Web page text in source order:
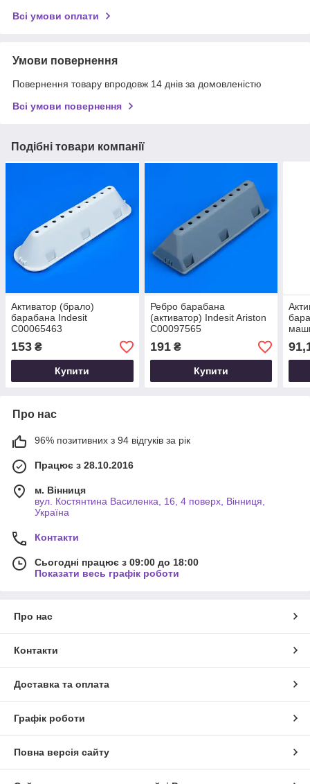
Всі умови оплати
Умови повернення
Повернення товару впродовж 14 днів за домовленістю
Всі умови повернення
Подібні товари компанії
Активатор (брало)
барабана Indesit
C00065463
153 ₴
Купити
Ребро барабана
(активатор) Indesit Ariston
C00097565
191₴
Купити
Про нас
96% позитивних з 94 відгуків за рік
Працює з 28.10.2016
м. Вінниця
вул. Костянтина Василенка, 16, 4 поверх, Вінниця,
Україна
Контакти
Сьогодні працює з 09:00 до 18:00
Показати весь графік роботи
Про нас
Контакти
Доставка та оплата
Графік роботи
Повна версія сайту